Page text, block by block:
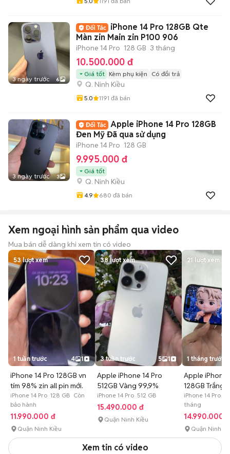
3 ngày trước 6
iPhone 14 Pro 128GB Qte
Màn zin Main zin P100 906
iPhone 14 Pro 128 GB 3 tháng
10.500.000 đ
Giá tốt Kèm phụ kiện Có đổi trả
Q. Ninh Kiều
5.0 1191 đã bán
3 ngày trước 3
Apple iPhone 14 Pro 128GB
Đen Mỹ Đã qua sử dụng
iPhone 14 Pro 128 GB
9.995.000 đ
Giá tốt
Q. Ninh Kiều
4.9 680 đã bán
Xem ngoại hình sản phẩm qua video
Mua bán dễ dàng khi xem tin có video
53lượt xem
1 tuần trước 4 1
iPhone 14 Pro 128GB vn
tím 98% zin all pin mới.
iPhone 14 Pro 128 GB Còn
bảo hành
11.990.000 đ
Quận Ninh Kiều
38lượt xem
3 tuần trước 5 1
Apple iPhone 14 Pro
512GB Vàng 99,9%
iPhone 14 Pro 512 GB
15.490.000 đ
Quận Ninh Kiều
21 lượt xem
1 tháng trước
Apple iPhone
128GB Trắng
iPhone 14 Pro
tháng
14.990.000 đ
Quận Ninh
Xem tin có video